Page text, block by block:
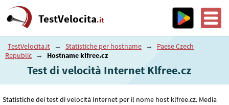
TestVelocita.it
TestVelocita.it → Statistiche per hostname →
Paese Czech
Republic → Hostname klfree.cz
Test di velocità Internet Klfree.cz
Statistiche dei test di velocità Internet per il nome host klfree.cz. Media